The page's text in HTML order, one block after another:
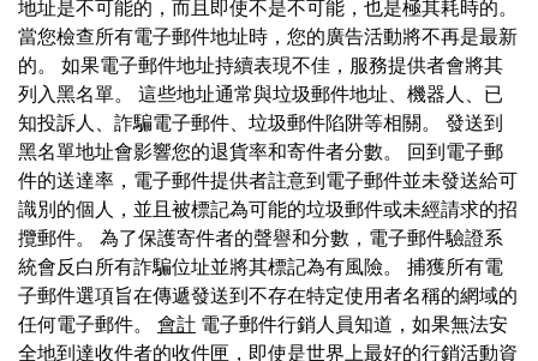
地址是不可能的，而且即使不是不可能，也是極其耗時的。
當您檢查所有電子郵件地址時，您的廣告活動將不再是最新
的。 如果電子郵件地址持續表現不佳，服務提供者會將其
列入黑名單。 這些地址通常與垃圾郵件地址、機器人、已
知投訴人、詐騙電子郵件、垃圾郵件陷阱等相關。 發送到
黑名單地址會影響您的退貨率和寄件者分數。 回到電子郵
件的送達率，電子郵件提供者註意到電子郵件並未發送給可
識別的個人，並且被標記為可能的垃圾郵件或未經請求的招
攬郵件。 為了保護寄件者的聲譽和分數，電子郵件驗證系
統會反白所有詐騙位址並將其標記為有風險。 捕獲所有電
子郵件選項旨在傳遞發送到不存在特定使用者名稱的網域的
任何電子郵件。 會計 電子郵件行銷人員知道，如果無法安
全地到達收件者的收件匣，即使是世界上最好的行銷活動資